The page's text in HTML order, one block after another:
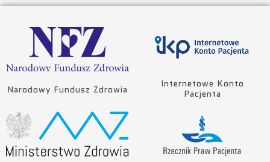
Narodowy Fundusz Zdrowia
Internetowe Konto
Pacjenta